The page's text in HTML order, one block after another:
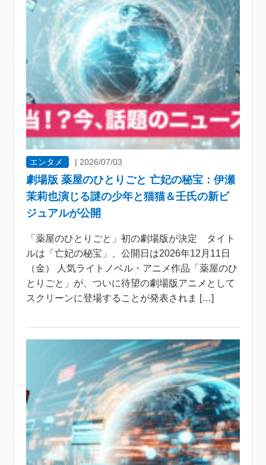
エンタメ |2026/07/03
劇場版 薬屋のひとりごと 亡妃の秘宝：伊瀬
茉莉也演じる謎の少年と猫猫＆壬氏の新ビ
ジュアルが公開
「薬屋のひとりごと」初の劇場版が決定 タイト
ルは「亡妃の秘宝」、公開日は2026年12月11日
（金） 人気ライトノベル・アニメ作品「薬屋のひ
とりごと」が、ついに待望の劇場版アニメとして
スクリーンに登場することが発表されま […]